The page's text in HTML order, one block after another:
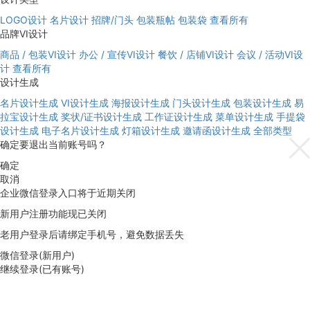
LOGO设计 名片设计 招牌/门头 包装瓶帖 包装袋 查看所有
品牌VI设计
商品 / 包装VI设计 办公 / 宣传VI设计 餐饮 / 店铺VI设计 会议 / 活动VI设
计 查看所有
设计生成
名片设计生成 VI设计生成 海报设计生成 门头设计生成 包装设计生成 易
拉宝设计生成 奖状/证书设计生成 工作证设计生成 菜单设计生成 手提袋
设计生成 电子名片设计生成 灯箱设计生成 邀请函设计生成 全部类型
确定要退出当前账号吗？
确定
取消
企业微信登录入口将于近期关闭
新用户注册功能现已关闭
老用户登录后请绑定手机号，避免数据丢失
微信登录(新用户)
继续登录(已有账号)